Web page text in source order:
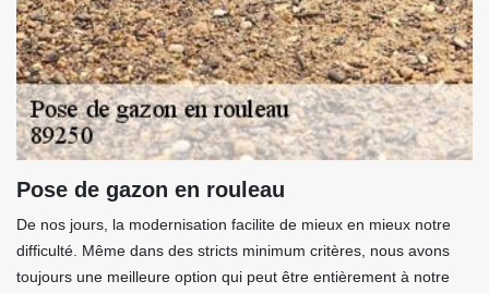
Pose de gazon en rouleau
De nos jours, la modernisation facilite de mieux en mieux notre
difficulté. Même dans des stricts minimum critères, nous avons
toujours une meilleure option qui peut être entièrement à notre